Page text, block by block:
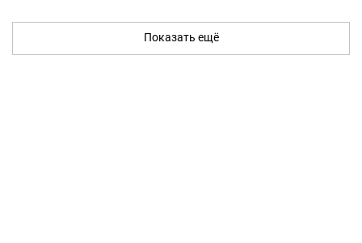
Показать ещё